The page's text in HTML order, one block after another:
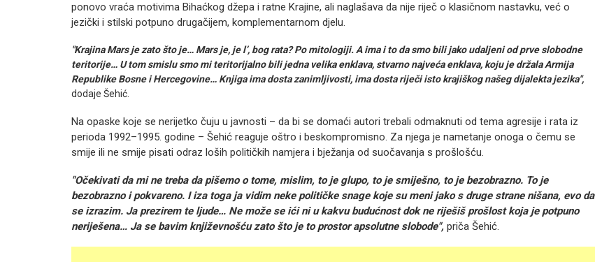
ponovo vraća motivima Bihaćkog džepa i ratne Krajine, ali naglašava da nije riječ o klasičnom nastavku, već o
jezički i stilski potpuno drugačijem, komplementarnom djelu.
"Krajina Mars je zato što je… Mars je, je l’, bog rata? Po mitologiji. A ima i to da smo bili jako udaljeni od prve slobodne
teritorije… U tom smislu smo mi teritorijalno bili jedna velika enklava, stvarno najveća enklava, koju je držala Armija
Republike Bosne i Hercegovine… Knjiga ima dosta zanimljivosti, ima dosta riječi isto krajiškog našeg dijalekta jezika",
dodaje Šehić.
Na opaske koje se nerijetko čuju u javnosti – da bi se domaći autori trebali odmaknuti od tema agresije i rata iz
perioda 1992–1995. godine – Šehić reaguje oštro i beskompromisno. Za njega je nametanje onoga o čemu se
smije ili ne smije pisati odraz loših političkih namjera i bježanja od suočavanja s prošlošću.
"Očekivati da mi ne treba da pišemo o tome, mislim, to je glupo, to je smiješno, to je bezobrazno. To je
bezobrazno i pokvareno. I iza toga ja vidim neke političke snage koje su meni jako s druge strane nišana, evo da
se izrazim. Ja prezirem te ljude… Ne može se ići ni u kakvu budućnost dok ne riješiš prošlost koja je potpuno
neriješena… Ja se bavim književnošću zato što je to prostor apsolutne slobode", priča Šehić.